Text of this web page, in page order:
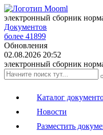
электронный сборник
Документов
более 41899
Обновления
02.08.2026 20:52
электронный сборник
Каталог
Новости
Разместить